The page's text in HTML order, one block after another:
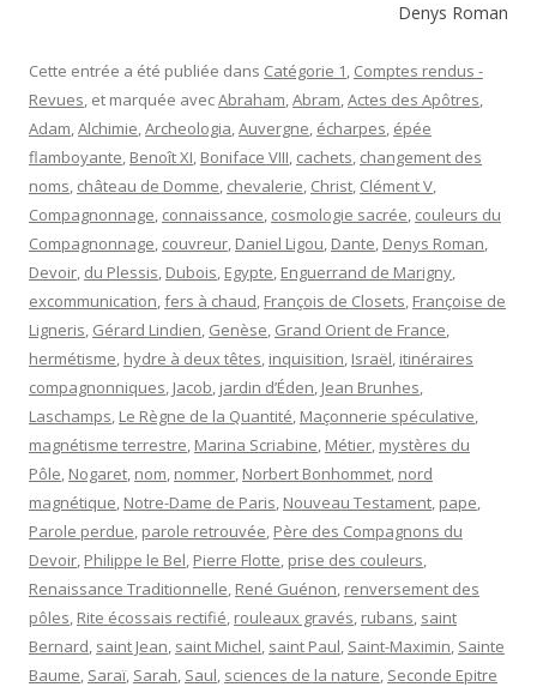
Denys Roman
Cette entrée a été publiée dans Catégorie 1, Comptes rendus -
Revues, et marquée avecAbraham,Abram,Actes des Apôtres,
Adam,Alchimie,Archeologia,Auvergne, écharpes, épée
flamboyante, Benoît XI, Boniface VIII, cachets, changement des
noms, château de Domme, chevalerie, Christ, Clément V,
Compagnonnage, connaissance, cosmologie sacrée, couleurs du
Compagnonnage, couvreur, Daniel Ligou, Dante, Denys Roman,
Devoir, du Plessis, Dubois, Egypte, Enguerrand de Marigny,
excommunication,fers à chaud, François de Closets, Françoise de
Ligneris, Gérard Lindien, Genèse, Grand Orient de France,
hermétisme, hydre à deux têtes, inquisition, Israël, itinéraires
compagnonniques, Jacob, jardin d’Éden, Jean Brunhes,
Laschamps, Le Règne de la Quantité, Maçonnerie spéculative,
magnétisme terrestre, Marina Scriabine, Métier, mystères du
Pôle, Nogaret, nom, nommer, Norbert Bonhommet, nord
magnétique, Notre-Dame de Paris, Nouveau Testament, pape,
Parole perdue, parole retrouvée, Père des Compagnons du
Devoir, Philippe le Bel, Pierre Flotte, prise des couleurs,
Renaissance Traditionnelle, René Guénon, renversement des
pôles, Rite écossais rectifié, rouleaux gravés, rubans, saint
Bernard, saint Jean, saint Michel, saint Paul, Saint-Maximin, Sainte
Baume, Saraï, Sarah, Saul, sciences de la nature, Seconde Epitre